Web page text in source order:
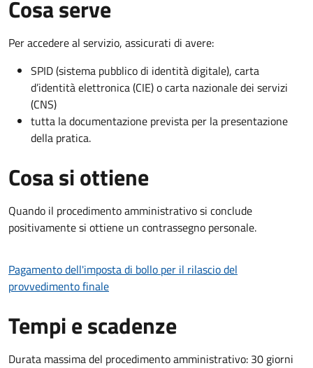
Cosa serve
Per accedere al servizio, assicurati di avere:
SPID (sistema pubblico di identità digitale), carta
d’identità elettronica (CIE) o carta nazionale dei servizi
(CNS)
tutta la documentazione prevista per la presentazione
della pratica.
Cosa si ottiene
Quando il procedimento amministrativo si conclude
positivamente si ottiene un contrassegno personale.
Pagamento dell'imposta di bollo per il rilascio del
provvedimento finale
Tempi e scadenze
Durata massima del procedimento amministrativo: 30 giorni